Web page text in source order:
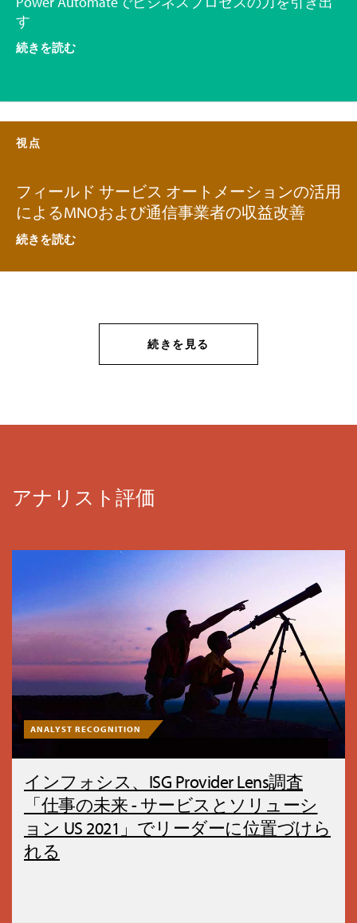
す
続きを読む
視点
フィールド サービス オートメーションの活用
によるMNOおよび通信事業者の収益改善
続きを読む
続きを見る
アナリスト評価
ANALYST RECOGNITION
インフォシス、ISG Provider Lens調査
「仕事の未来 - サービスとソリューシ
ョン US 2021」でリーダーに位置づけら
れる